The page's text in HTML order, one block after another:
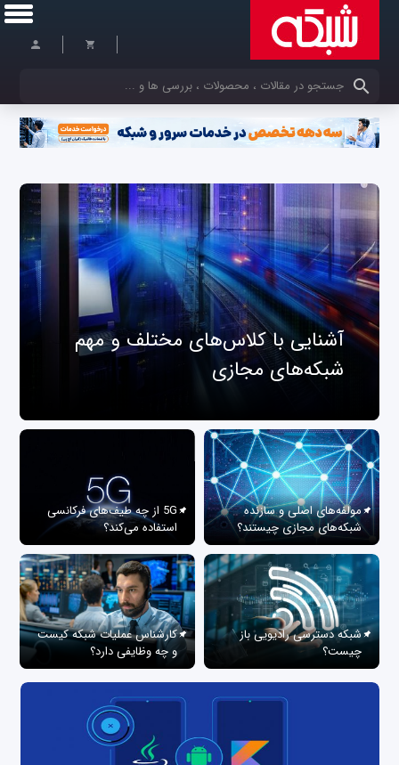
کلمات کلیدی خود را وارد کنید
آشنایی با کلاس‌های مختلف و مهم
شبکه‌های مجازی
مولفه‌های اصلی و سازنده
شبکه‌های مجازی چیستند؟
5G از چه طیف‌های فرکانسی
استفاده می‌کند؟
شبکه دسترسی رادیویی باز
چیست؟
کارشناس عملیات شبکه کیست
و چه وظایفی دارد؟